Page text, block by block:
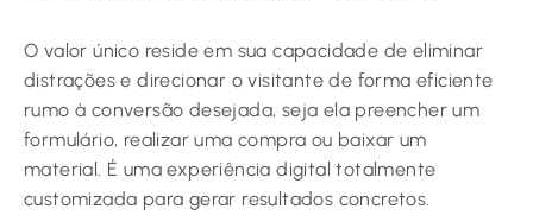
O valor único reside em sua capacidade de eliminar
distrações e direcionar o visitante de forma eficiente
rumo à conversão desejada, seja ela preencher um
formulário, realizar uma compra ou baixar um
material. É uma experiência digital totalmente
customizada para gerar resultados concretos.